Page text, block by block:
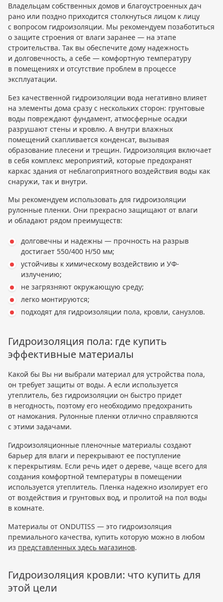
Владельцам собственных домов и благоустроенных дач
рано или поздно приходится столкнуться лицом к лицу
с вопросом гидроизоляции. Мы рекомендуем позаботиться
о защите строения от влаги заранее — на этапе
строительства. Так вы обеспечите дому надежность
и долговечность, а себе — комфортную температуру
в помещениях и отсутствие проблем в процессе
эксплуатации.
Без качественной гидроизоляции вода негативно влияет
на элементы дома сразу с нескольких сторон: грунтовые
воды повреждают фундамент, атмосферные осадки
разрушают стены и кровлю. А внутри влажных
помещений скапливается конденсат, вызывая
образование плесени и трещин. Гидроизоляция включает
в себя комплекс мероприятий, которые предохранят
каркас здания от неблагоприятного воздействия воды как
снаружи, так и внутри.
Мы рекомендуем использовать для гидроизоляции
рулонные пленки. Они прекрасно защищают от влаги
и обладают рядом преимуществ:
долговечны и надежны — прочность на разрыв
достигает 550/400 Н/50 мм;
устойчивы к химическому воздействию и УФ-
излучению;
не загрязняют окружающую среду;
легко монтируются;
подходят для гидроизоляции пола, кровли, санузлов.
Гидроизоляция пола: где купить
эффективные материалы
Какой бы Вы ни выбрали материал для устройства пола,
он требует защиты от воды. А если используется
утеплитель, без гидроизоляции он быстро придет
в негодность, поэтому его необходимо предохранить
от намокания. Рулонные пленки отлично справляются
с этими задачами.
Гидроизоляционные пленочные материалы создают
барьер для влаги и перекрывают ее поступление
к перекрытиям. Если речь идет о дереве, чаще всего для
создания комфортной температуры в помещении
используется утеплитель. Пленка надежно изолирует его
от воздействия и грунтовых вод, и пролитой на пол воды
в комнате.
Материалы от ONDUTISS — это гидроизоляция
премиального качества, купить которую можно в любом
из представленных здесь магазинов.
Гидроизоляция кровли: что купить для
этой цели